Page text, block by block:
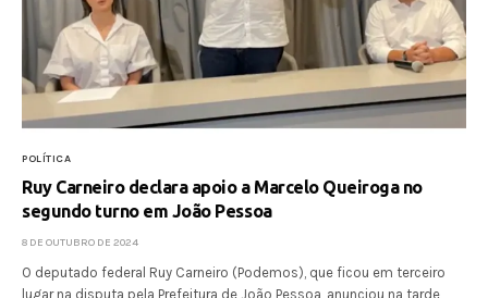
POLÍTICA
Ruy Carneiro declara apoio a Marcelo Queiroga no
segundo turno em João Pessoa
8 DE OUTUBRO DE 2024
O deputado federal Ruy Carneiro (Podemos), que ficou em terceiro
lugar na disputa pela Prefeitura de João Pessoa, anunciou na tarde